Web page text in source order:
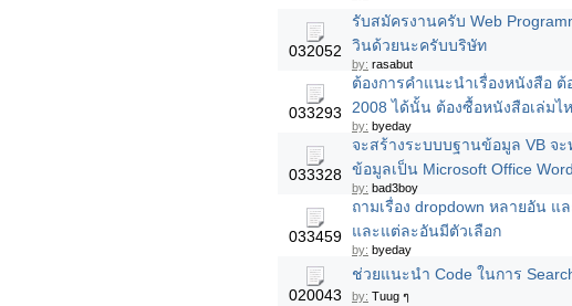
032052
รับสมัครงานครับ Web
วินด้วยนะครับบริษัท
by: rasabut
033293
ต้องการคำแนะนำเรื่องหนังสือ
2008 ได้นั้น ต้องซื้อหนังสือเล่มไ
by: byeday
033328
จะสร้างระบบบฐานข้อมูล VB จ
ข้อมูลเป็น Microsoft Office
by: bad3boy
033459
ถามเรื่อง dropdown หลายอัน แ
และแต่ละอันมีตัวเลือก
by: byeday
020043
ช่วยแนะนำ Code ในการ
by: Tuug ๆ